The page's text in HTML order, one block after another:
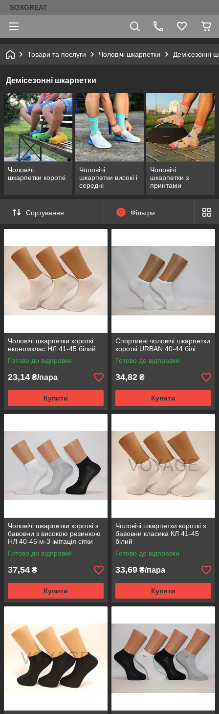
SOXGREAT
Товари та послуги Чоловічі шкарпетки Демісезонні
Демісезонні шкарпетки
Чоловічі
шкарпетки короткі
Чоловічі
шкарпетки високі і
середні
Чоловічі
шкарпетки з
принтами
Сортування 0 Фільтри
Чоловічі шкарпетки короткі
економклас НЛ 41-45 білий
Готово до відправки
23,14 ₴/пара
Купити
Спортивні чоловічі шкарпетки
короткі URBAN 40-44 білі
Готово до відправки
34,82 ₴
Купити
Чоловічі шкарпетки короткі з
бавовни з високою резинкою
НЛ 40-45 м-3 імітація сітки
Готово до відправки
37,54 ₴
Купити
Чоловічі шкарпетки короткі з
бавовни класика КЛ 41-45
білий
Готово до відправки
33,69 ₴/пара
Купити